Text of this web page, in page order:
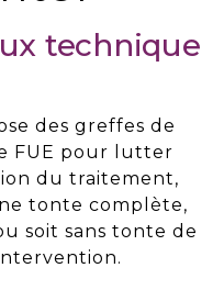
technique
des greffes de
FUE pour lutter
d u traitement,
tonte complète,
soit sans tonte de